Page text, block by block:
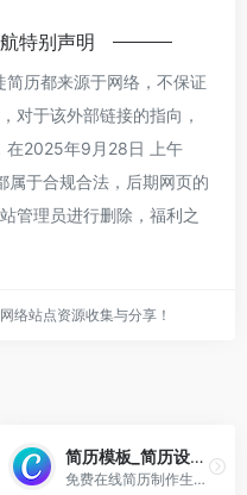
特别声明
简历都来源于网络，不保证
对于该外部链接的指向，
在2025年9月28日 上午
属于合规合法，后期网页的
管理员进行删除， 福利之
络站点资源收集与分享！
简历模板_简历设计模板 – Canva可画
免费在线简历制作生成下载